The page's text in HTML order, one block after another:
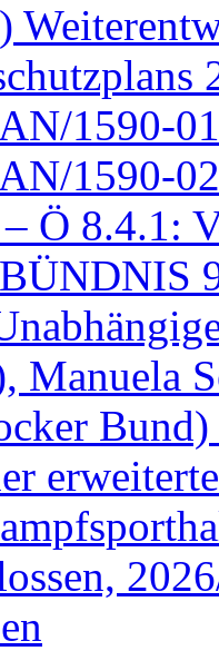
1590-
1590-
Ö 8.4.1:
Manuela
Bund)